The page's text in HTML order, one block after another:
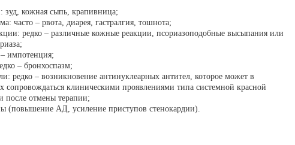
зуд, кожная сыпь, крапивница;
часто – рвота, диарея, гастралгия, тошнота;
редко – различные кожные реакции, псориазоподобные высыпания или
– импотенция;
– бронхоспазм;
редко – возникновение антинуклеарных антител, которое может в
сопровождаться клиническими проявлениями типа системной красной
после отмены терапии;
(повышение АД, усиление приступов стенокардии).